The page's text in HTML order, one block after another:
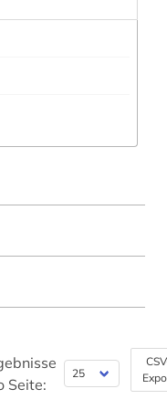
Seite: